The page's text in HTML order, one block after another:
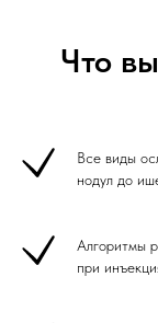
Что
Все виды
нодул до
Алгоритмы
при